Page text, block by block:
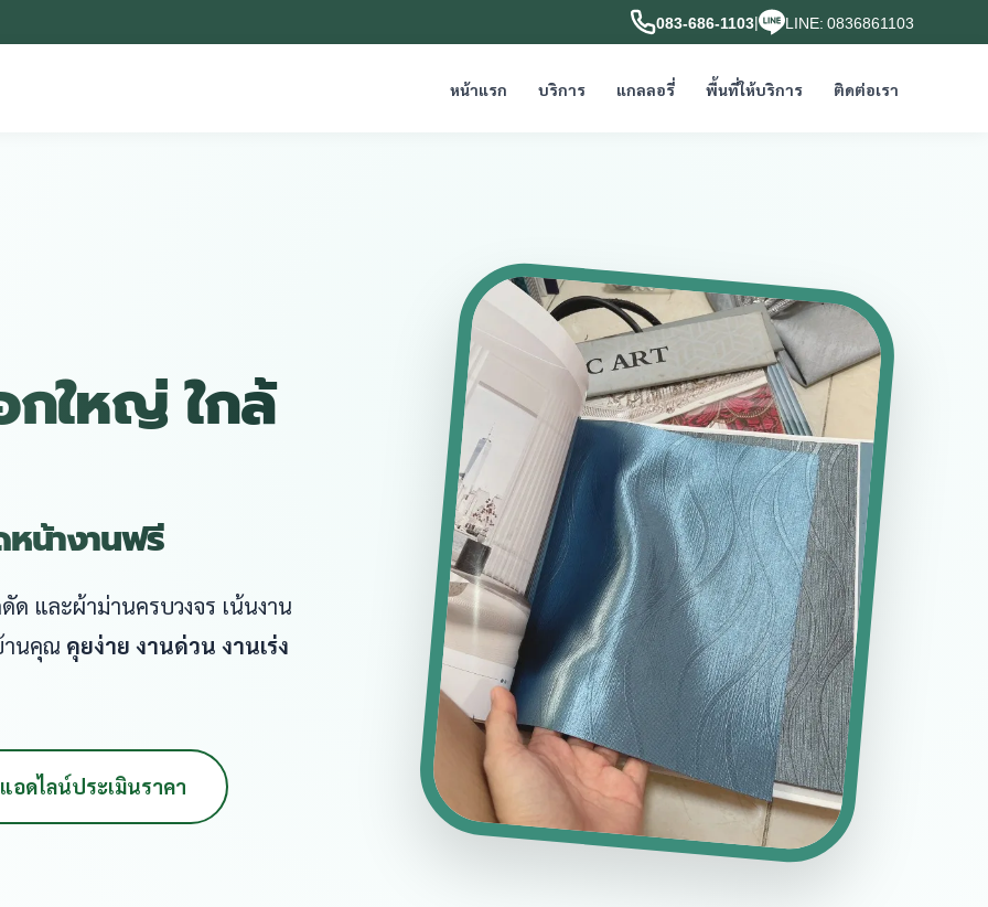
083-686-1103| LINE: 0836861103
หน้าแรก บริการ แกลลอรี่ พื้นที่ให้บริการ ติดต่อเรา
กใหญ่ ใกล้
น้างานฟรี
ด และผ้าม่านครบวงจร เน้นงาน
านคุณ คุยง่าย งานด่วน งานเร่ง
แอดไลน์ประเมินราคา